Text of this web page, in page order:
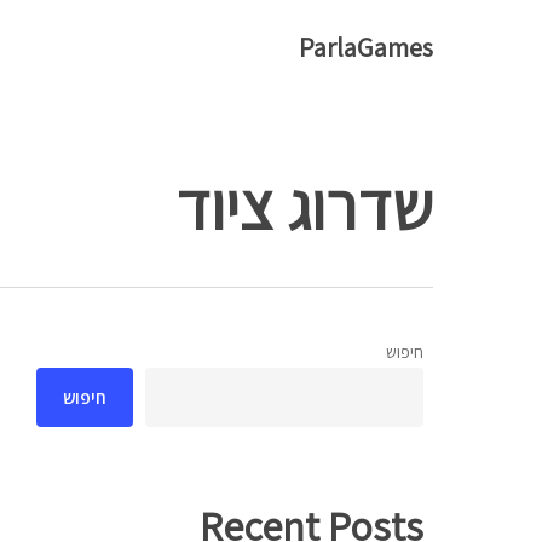
Hit enter to search or ESC to close
ParlaGames
שדרוג ציוד
חיפוש
חיפוש
Recent Posts